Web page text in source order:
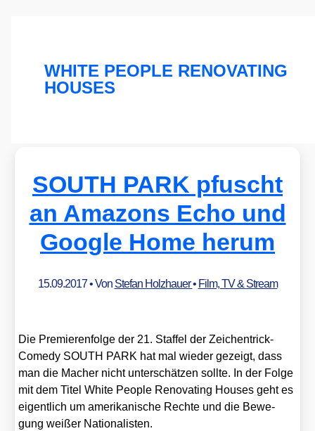
WHITE PEOPLE RENOVATING
HOUSES
SOUTH PARK pfuscht
an Amazons Echo und
Google Home herum
15.09.2017• Von Stefan Holzhauer• Film, TV & Stream
Die Pre­mie­ren­fol­ge der 21. Staf­fel der Zei­chen­trick-
Come­dy SOUTH PARK hat mal wie­der gezeigt, dass
man die Macher nicht unter­schät­zen soll­te. In der Fol­ge
mit dem TitelWhite Peo­p­le Reno­vat­ing Hou­ses geht es
eigent­lich um ame­ri­ka­ni­sche Rech­te und die Bewe­
gung wei­ßer Natio­na­lis­ten.